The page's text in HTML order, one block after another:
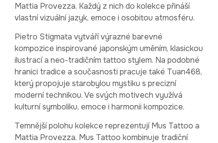
Mattia Provezza. Každý z nich do kolekce přináší
vlastní vizuální jazyk, emoce i osobitou atmosféru.
Pietro Stigmata vytváří výrazné barevné
kompozice inspirované japonským uměním, klasickou
ilustrací a neo-tradičním tattoo stylem. Na podobné
hranici tradice a současnosti pracuje také Tuan468,
který propojuje starobylou mystiku s precizní
moderní technikou. Ve svých motivech využívá
kulturní symboliku, emoce i harmonii kompozice.
Temnější polohu kolekce reprezentují Mus Tattoo a
Mattia Provezza. Mus Tattoo kombinuje tradiční